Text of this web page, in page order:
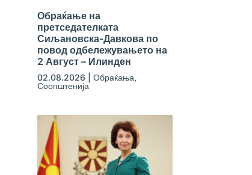
Обраќање на
претседателката
Сиљановска-Давкова по
повод одбележувањето на
2 Август – Илинден
02.08.2026 Обраќања,
Соопштенија